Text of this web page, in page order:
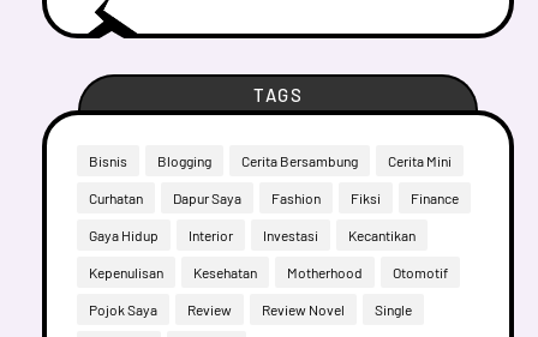
TAGS
Bisnis Blogging Cerita Bersambung Cerita Mini
Curhatan Dapur Saya Fashion Fiksi Finance
Gaya Hidup Interior Investasi Kecantikan
Kepenulisan Kesehatan Motherhood Otomotif
Pojok Saya Review Review Novel Single